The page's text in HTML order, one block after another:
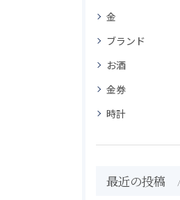
金
ブランド
お酒
金券
時計
最近の投稿